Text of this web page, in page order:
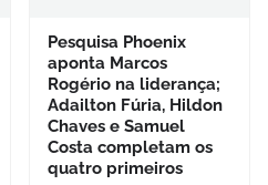
Pesquisa Phoenix
aponta Marcos
Rogério na liderança;
Adailton Fúria, Hildon
Chaves e Samuel
Costa completam os
quatro primeiros